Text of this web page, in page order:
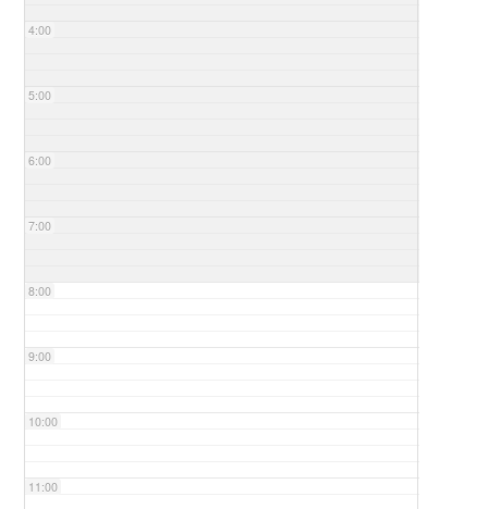
4:00
5:00
6:00
7:00
8:00
9:00
10:00
11:00